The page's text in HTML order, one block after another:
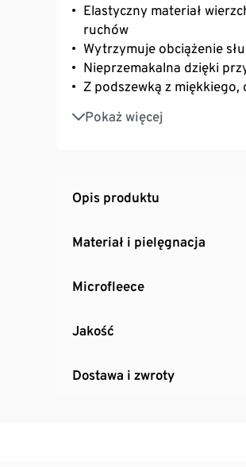
Elastyczny materiał
ruchów
Wytrzymuje obciążenie
Nieprzemakalna dzięki
Z podszewką z
Pokaż więcej
Z przodu zamek
2 kieszenie z przodu
Opis produktu
Materiał i pielęgnacja
Microfleece
Jakość
Dostawa i zwroty